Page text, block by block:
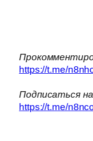
https://t.me/
Подписаться
https://t.me/